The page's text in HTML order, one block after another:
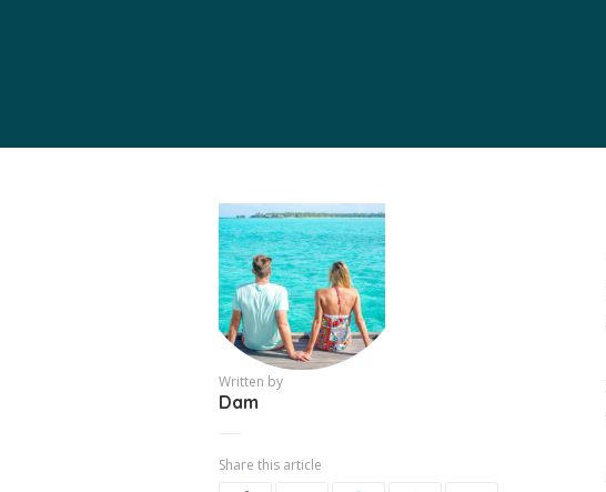
Written by
Dam
Share this article